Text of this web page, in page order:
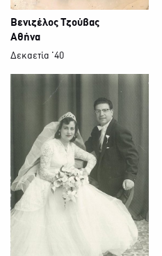
Βενιζέλος Τζούβας
Αθήνα
Δεκαετία '40